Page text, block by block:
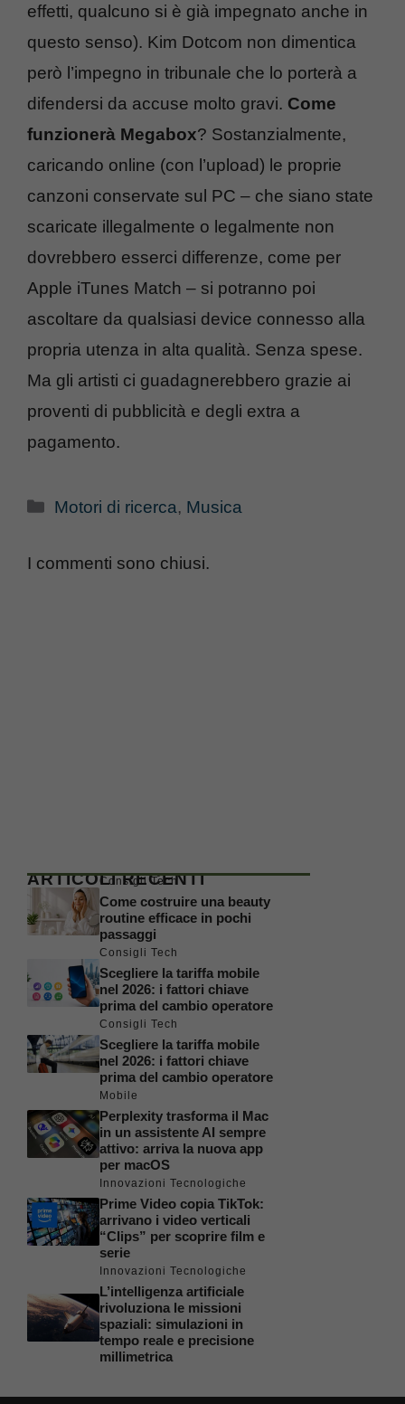
effetti, qualcuno si è già impegnato anche in
questo senso). Kim Dotcom non dimentica
però l’impegno in tribunale che lo porterà a
difendersi da accuse molto gravi. Come
funzionerà Megabox? Sostanzialmente,
caricando online (con l’upload) le proprie
canzoni conservate sul PC – che siano state
scaricate illegalmente o legalmente non
dovrebbero esserci differenze, come per
Apple iTunes Match – si potranno poi
ascoltare da qualsiasi device connesso alla
propria utenza in alta qualità. Senza spese.
Ma gli artisti ci guadagnerebbero grazie ai
proventi di pubblicità e degli extra a
pagamento.
Categorie
Motori di ricerca, Musica
I commenti sono chiusi.
ARTICOLI RECENTI
Consigli Tech
Come costruire una beauty
routine efficace in pochi
passaggi
Consigli Tech
Scegliere la tariffa mobile
nel 2026: i fattori chiave
prima del cambio operatore
Consigli Tech
Scegliere la tariffa mobile
nel 2026: i fattori chiave
prima del cambio operatore
Mobile
Perplexity trasforma il Mac
in un assistente AI sempre
attivo: arriva la nuova app
per macOS
Innovazioni Tecnologiche
Prime Video copia TikTok:
arrivano i video verticali
“Clips” per scoprire film e
serie
Innovazioni Tecnologiche
L’intelligenza artificiale
rivoluziona le missioni
spaziali: simulazioni in
tempo reale e precisione
millimetrica